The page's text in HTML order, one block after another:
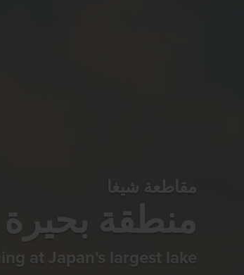
مقاطعة شيغا
منطقة بحيرة
at Japan's largest lake